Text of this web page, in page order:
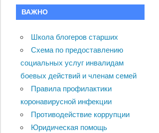
ВАЖНО
Школа блогеров старших
Схема по предоставлению
социальных услуг инвалидам
боевых действий и членам семей
Правила профилактики
коронавирусной инфекции
Противодействие коррупции
Юридическая помощь